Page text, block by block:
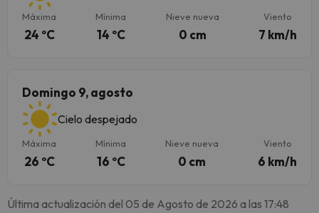
Máxima
24 ºC
Mínima
14 ºC
Nieve nueva
0 cm
Viento
7 km/h
Domingo 9, agosto
Cielo despejado
Máxima
26 ºC
Mínima
16 ºC
Nieve nueva
0 cm
Viento
6 km/h
Última actualización del 05 de Agosto de 2026 a las 17:48